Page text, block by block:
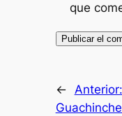
que
← Anterior: